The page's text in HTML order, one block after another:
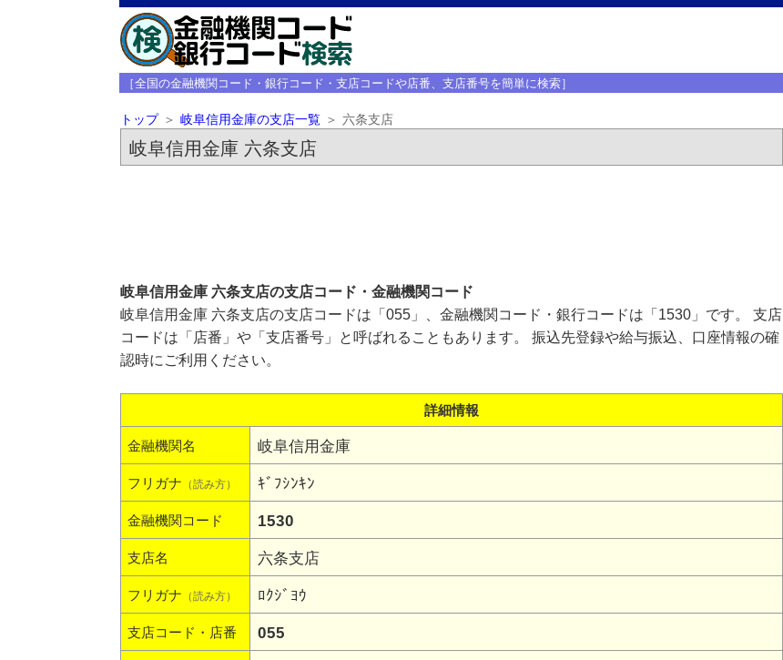
［全国の金融機関コード・銀行コード・支店コードや店番、支店番号を簡単に検索］
トップ 岐阜信用金庫の支店一覧 六条支店
岐阜信用金庫 六条支店
岐阜信用金庫 六条支店の支店コード・金融機関コード
岐阜信用金庫 六条支店の支店コードは「055」、金融機関コード・銀行コードは「1530」です。 支店
コードは「店番」や「支店番号」と呼ばれることもあります。 振込先登録や給与振込、口座情報の確
認時にご利用ください。
詳細情報
金融機関名 岐阜信用金庫
フリガナ （読み方） ｷﾞﾌｼﾝｷﾝ
金融機関コード 1530
支店名 六条支店
フリガナ （読み方） ﾛｸｼﾞﾖｳ
支店コード・店番 055